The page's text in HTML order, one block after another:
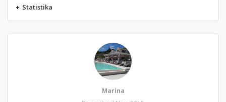
+ Statistika
Marina